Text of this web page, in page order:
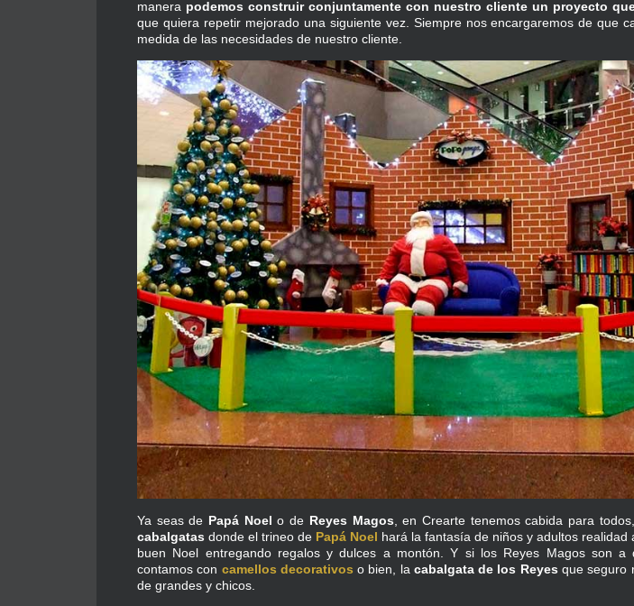
manera podemos construir conjuntamente con nuestro cliente un proyecto
que quiera repetir mejorado una siguiente vez. Siempre nos encargaremos de que
medida de las necesidades de nuestro cliente.
Ya seas de Papá Noel o de Reyes Magos , en Crearte tenemos cabida para
cabalgatas donde el trineo de Papá Noel hará la fantasía de niños y adultos realidad
buen Noel entregando regalos y dulces a montón. Y si los Reyes Magos son a
contamos con camellos decorativos o bien, la cabalgata de los Reyes que seguro
de grandes y chicos.